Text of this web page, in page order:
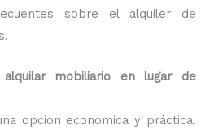
sobre el alquiler de
mobiliario en lugar de
opción económica y práctica.